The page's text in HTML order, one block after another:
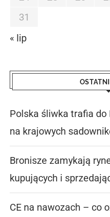
31
« lip
Polska śliwka trafia
na krajowych
Bronisze zamykają
kupujących i
CE na nawozach – co